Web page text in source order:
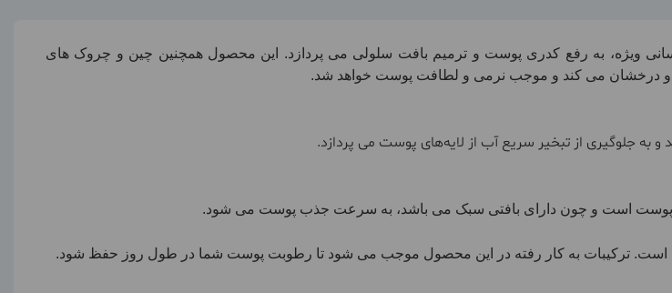
ویژه، به رفع کدری پوست و ترمیم بافت سلولی می پردازد. این محصول همچنین چین و چروک های
و درخشان می کند و موجب نرمی و لطافت پوست خواهد شد.
به جلوگیری از تبخیر سریع آب از لایه‌های پوست می پردازد.
پوست است و چون دارای بافتی سبک می باشد، به سرعت جذب پوست می شود.
است. ترکیبات به کار رفته در این محصول موجب می شود تا رطوبت پوست شما در طول روز حفظ شود.